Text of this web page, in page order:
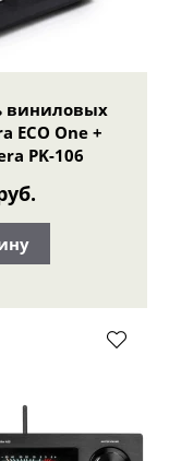
виниловых
ECO One +
PK-106